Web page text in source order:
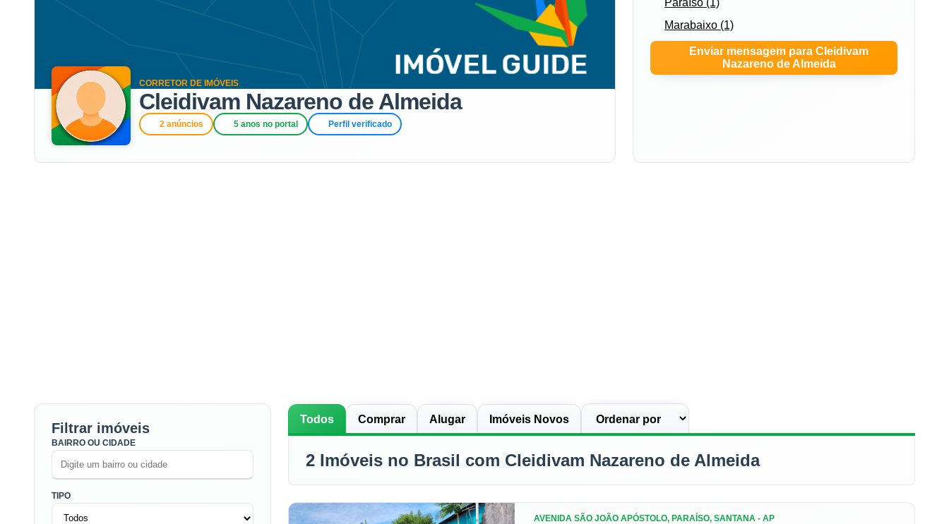
CORRETOR DE IMÓVEIS
Cleidivam Nazareno de Almeida
2 anúncios 5 anos no portal Perfil verificado
Paraíso (1)
Marabaixo (1)
Enviar mensagem para Cleidivam
Nazareno de Almeida
Filtrar imóveis
BAIRRO OU CIDADE
TIPO
Todos Comprar Alugar Imóveis Novos
2 Imóveis no Brasil com Cleidivam Nazareno de Almeida
AVENIDA SÃO JOÃO APÓSTOLO, PARAÍSO, SANTANA - AP